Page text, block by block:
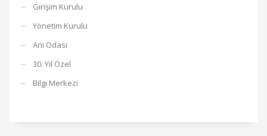
Girişim Kurulu
Yönetim Kurulu
Anı Odası
30. Yıl Özel
Bilgi Merkezi